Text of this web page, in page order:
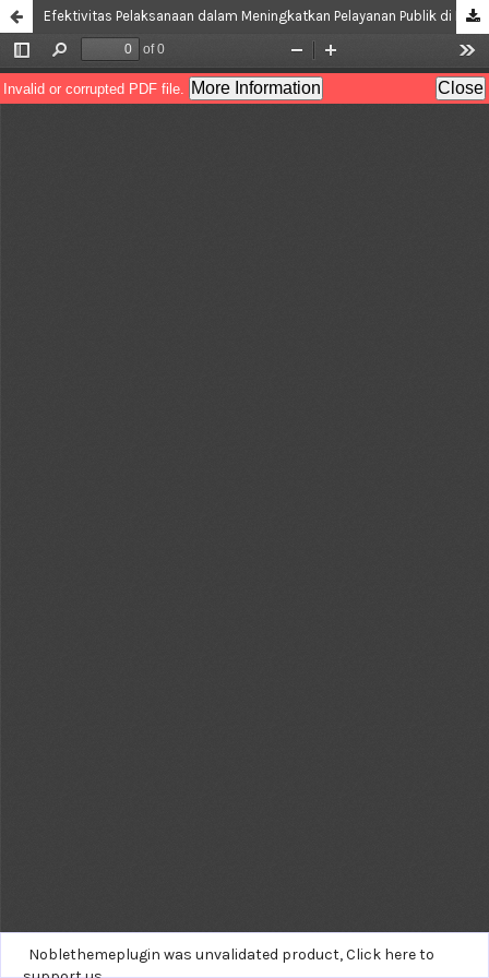
Efektivitas Pelaksanaan dalam Meningkatkan Pelayanan Publik di Dinas DPMPTSP Kabupaten Nabire
Noblethemeplugin was unvalidated product,Click here to